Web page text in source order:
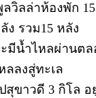
วิลล่าห้องพัก
ง รวม15 หลัง
มีน้ำไหลผ่านต
ลลงสู่ทะเล
สุขาวดี 3 กิโล